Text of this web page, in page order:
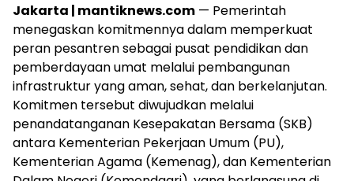
Jakarta | mantiknews.com — Pemerintah
menegaskan komitmennya dalam memperkuat
peran pesantren sebagai pusat pendidikan dan
pemberdayaan umat melalui pembangunan
infrastruktur yang aman, sehat, dan berkelanjutan.
Komitmen tersebut diwujudkan melalui
penandatanganan Kesepakatan Bersama (SKB)
antara Kementerian Pekerjaan Umum (PU),
Kementerian Agama (Kemenag), dan Kementerian